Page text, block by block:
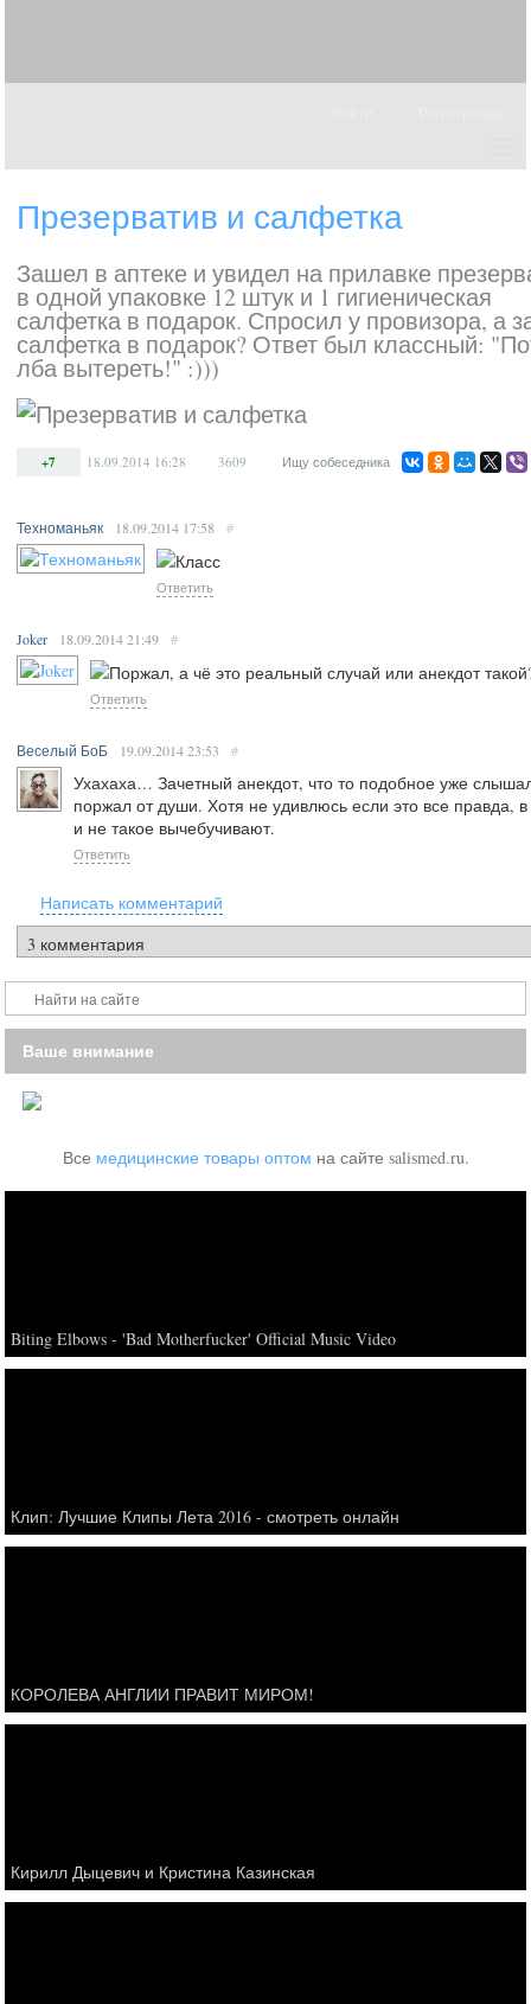
Презерватив и салфетка
Зашел в аптеке и увидел на прилавке
в одной упаковке 12 штук и 1 гигиеническая
салфетка в подарок. Спросил у провизора, а
салфетка в подарок? Ответ был классный:
лба вытереть!" :)))
+7 18.09.2014 16:28 3609 Ищу собеседника
Техноманьяк 18.09.2014 17:58 #
Класс
Ответить
Joker 18.09.2014 21:49 #
Поржал, а чё это реальный случай или анекдот
Ответить
Веселый БоБ 19.09.2014 23:53 #
Ухахаха… Зачетный анекдот, что то подобное уже
поржал от души. Хотя не удивлюсь если это все правда,
и не такое вычебучивают.
Ответить
Написать комментарий
Ваше внимание
Все медицинские товары оптом на сайте salismed.ru.
Biting Elbows - 'Bad Motherfucker' Official Music Video
Клип: Лучшие Клипы Лета 2016 - смотреть онлайн
КОРОЛЕВА АНГЛИИ ПРАВИТ МИРОМ!
Кирилл Дыцевич и Кристина Казинская